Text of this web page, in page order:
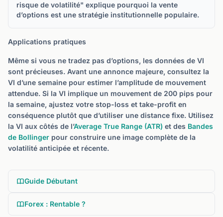
risque de volatilité" explique pourquoi la vente
d’options est une stratégie institutionnelle populaire.
Applications pratiques
Même si vous ne tradez pas d’options, les données de VI
sont précieuses. Avant une annonce majeure, consultez la
VI d’une semaine pour estimer l’amplitude de mouvement
attendue. Si la VI implique un mouvement de 200 pips pour
la semaine, ajustez votre stop-loss et take-profit en
conséquence plutôt que d’utiliser une distance fixe. Utilisez
la VI aux côtés de l’Average True Range (ATR) et des Bandes
de Bollinger pour construire une image complète de la
volatilité anticipée et récente.
Guide Débutant
Forex : Rentable ?